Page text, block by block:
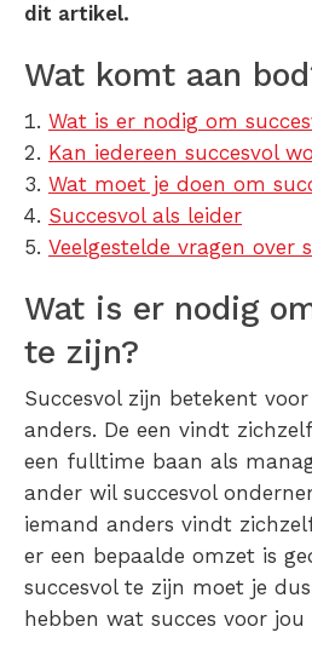
dit artikel.
Wat komt aan
Wat is er nodig om
Kan iedereen succesvol
Wat moet je doen om
Succesvol als leider
Veelgestelde vragen over
Wat is er nodig
te zijn?
Succesvol zijn betekent
anders. De een vindt
een fulltime baan als
ander wil succesvol
iemand anders vindt
er een bepaalde omzet is
succesvol te zijn moet je
hebben wat succes voor